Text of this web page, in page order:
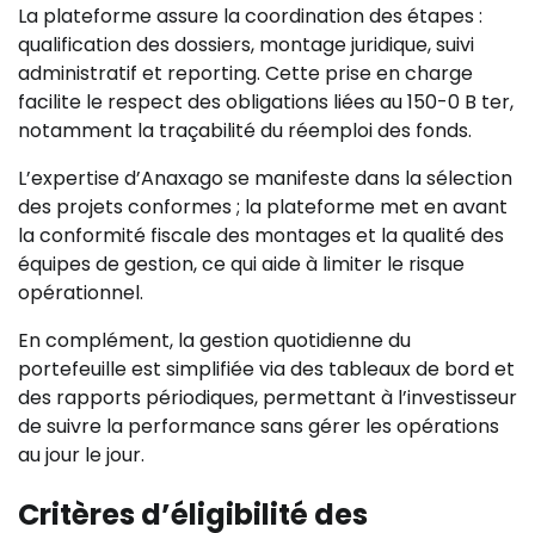
La plateforme assure la coordination des étapes :
qualification des dossiers, montage juridique, suivi
administratif et reporting. Cette prise en charge
facilite le respect des obligations liées au 150-0 B ter,
notamment la traçabilité du réemploi des fonds.
L’expertise d’Anaxago se manifeste dans la sélection
des projets conformes ; la plateforme met en avant
la conformité fiscale des montages et la qualité des
équipes de gestion, ce qui aide à limiter le risque
opérationnel.
En complément, la gestion quotidienne du
portefeuille est simplifiée via des tableaux de bord et
des rapports périodiques, permettant à l’investisseur
de suivre la performance sans gérer les opérations
au jour le jour.
Critères d’éligibilité des